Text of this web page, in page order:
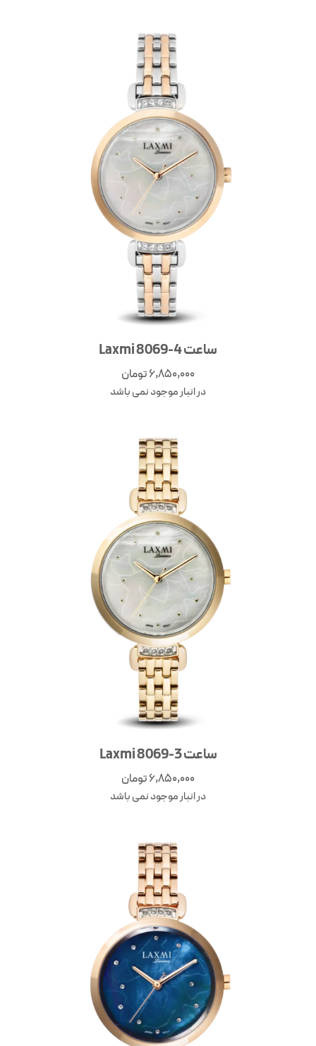
ساعت Laxmi 8069-4
6,850,000تومان
در انبار موجود نمی باشد
ساعت Laxmi 8069-3
6,850,000تومان
در انبار موجود نمی باشد